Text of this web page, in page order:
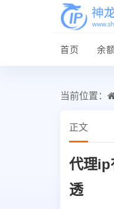
首页 余
当前位置：
正文
代理ip
透